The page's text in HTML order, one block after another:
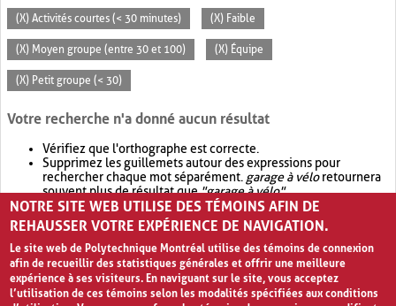
(X) Activités courtes (< 30 minutes) (X) Faible
(X) Moyen groupe (entre 30 et 100) (X) Équipe
(X) Petit groupe (< 30)
Votre recherche n'a donné aucun résultat
Vérifiez que l'orthographe est correcte.
Supprimez les guillemets autour des expressions pour
rechercher chaque mot séparément. garage à véloretournera
souvent plus de résultat que"garage à vélo".
Envisagez d'élargir votre recherche avec OR.garage OR vélo
retournera souvent plus de résultat quegarage à vélo
NOTRE SITE WEB UTILISE DES TÉMOINS AFIN DE
REHAUSSER VOTRE EXPÉRIENCE DE NAVIGATION.
Le site web de Polytechnique Montréal utilise des témoins de connexion
afin de recueillir des statistiques générales et offrir une meilleure
expérience à ses visiteurs. En naviguant sur le site, vous acceptez
l’utilisation de ces témoins selon les modalités spécifiées aux conditions